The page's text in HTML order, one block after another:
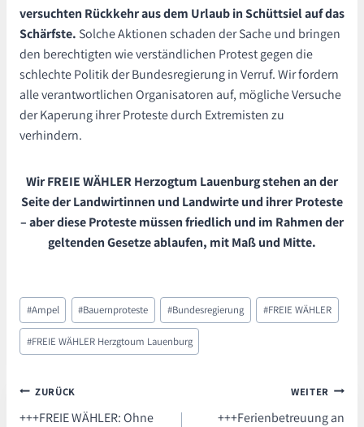
versuchten Rückkehr aus dem Urlaub in Schüttsiel auf das
Schärfste. Solche Aktionen schaden der Sache und bringen
den berechtigten wie verständlichen Protest gegen die
schlechte Politik der Bundesregierung in Verruf. Wir fordern
alle verantwortlichen Organisatoren auf, mögliche Versuche
der Kaperung ihrer Proteste durch Extremisten zu
verhindern.
Wir FREIE WÄHLER Herzogtum Lauenburg stehen an der
Seite der Landwirtinnen und Landwirte und ihrer Proteste
– aber diese Proteste müssen friedlich und im Rahmen der
geltenden Gesetze ablaufen, mit Maß und Mitte.
Schlagworte:
#Ampel #Bauernproteste #Bundesregierung #FREIE WÄHLER
#FREIE WÄHLER Herzgtoum Lauenburg
Beitragsnavigation
ZURÜCK
+++FREIE WÄHLER: Ohne
WEITER
+++Ferienbetreuung an